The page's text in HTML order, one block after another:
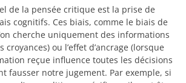
de la pensée critique est la prise de
cognitifs. Ces biais, comme le biais de
cherche uniquement des informations
ou l’effet d’ancrage (lorsque
reçue influence toutes les décisions
fausser notre jugement. Par exemple, si